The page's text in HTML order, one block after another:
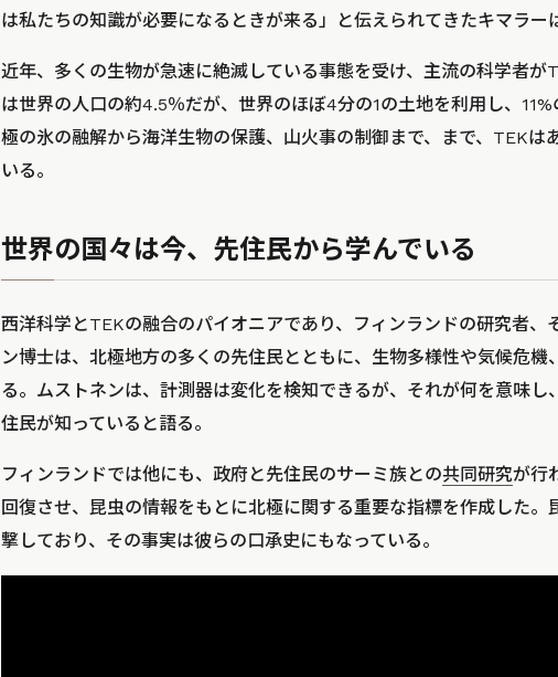
は私たちの知識が必要になるときが来る」と伝えられてきたキマラー
近年、多くの生物が急速に絶滅している事態を受け、主流の科学者
は世界の人口の約4.5％だが、世界のほぼ4分の1の土地を利用し、
極の氷の融解から海洋生物の保護、山火事の制御まで、まで、TEKは
いる。
世界の国々は今、先住民から学んでいる
西洋科学とTEKの融合のパイオニアであり、フィンランドの研究者、
ン博士は、北極地方の多くの先住民とともに、生物多様性や気候危
る。ムストネンは、計測器は変化を検知できるが、それが何を意味
住民が知っていると語る。
フィンランドでは他にも、政府と先住民のサーミ族との共同研究が行
回復させ、昆虫の情報をもとに北極に関する重要な指標を作成した。
撃しており、その事実は彼らの口承史にもなっている。